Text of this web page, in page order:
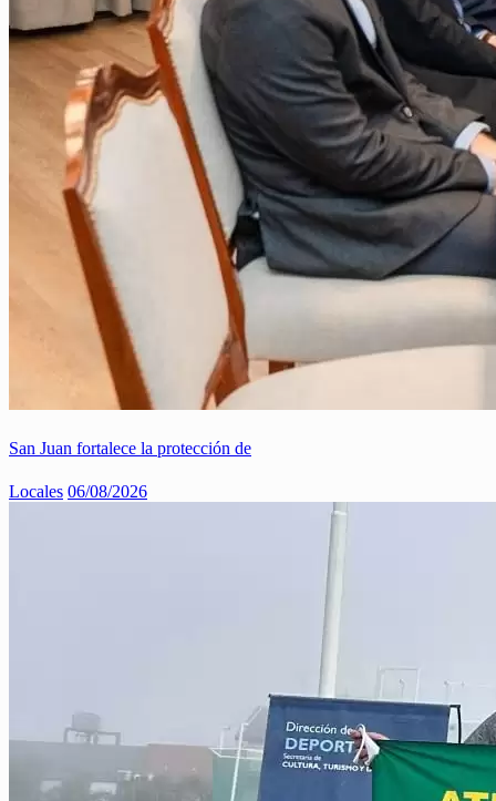
San Juan fortalece la protección de
Locales 06/08/2026